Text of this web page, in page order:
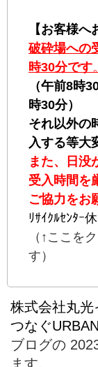
【お客様へ
破砕場への
時30分です。
（午前8時
時30分）
それ以外の
入する等大
また、日没
受入時間を
ご協力をお
ﾘｻｲｸﾙｾﾝﾀｰ
（↑ここを
す）
株式会社丸
つなぐ
ブログの
ます。